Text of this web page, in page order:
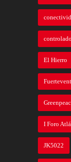
El Hierro
I Foro
JK5022